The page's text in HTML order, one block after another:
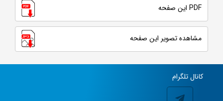
PDF این صفحه
مشاهده تصویر این صفحه
کانال تلگرام